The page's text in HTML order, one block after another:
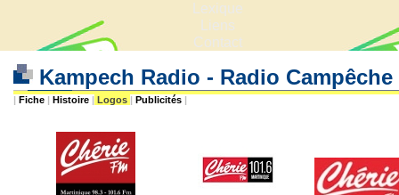
Lexique
Liens
Contact
Kampech Radio - Radio
| Fiche | Histoire | Logos | Publicités |